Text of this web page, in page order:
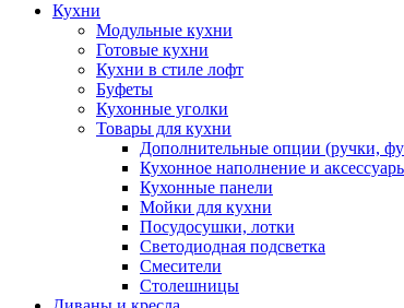
Кухни
Модульные кухни
Готовые кухни
Кухни в стиле лофт
Буфеты
Кухонные уголки
Товары для кухни
Дополнительные опции (ручки,
Кухонное наполнение и
Кухонные панели
Мойки для кухни
Посудосушки, лотки
Светодиодная подсветка
Смесители
Столешницы